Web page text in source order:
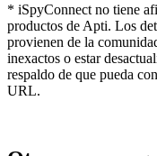
* iSpyConnect no tiene
productos de Apti. Los
provienen de la
inexactos o estar
respaldo de que pueda
URL.